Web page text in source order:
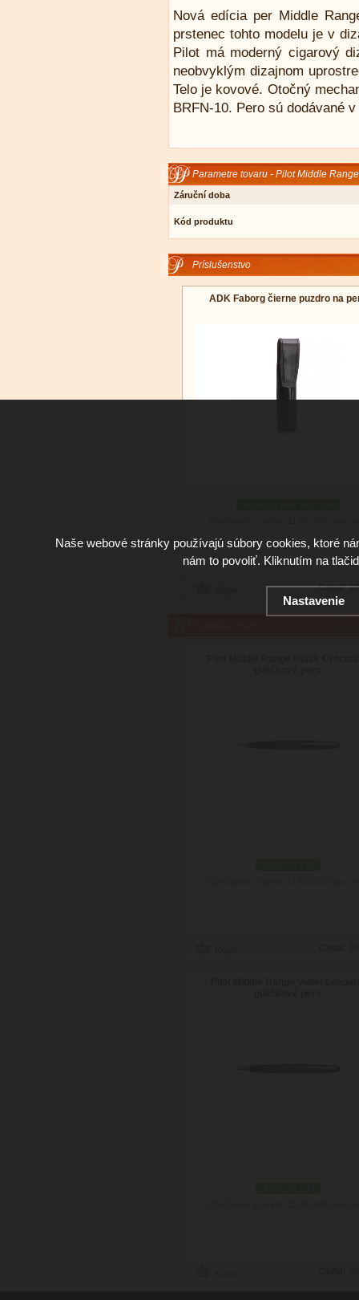
Nová edícia per Middle
prstenec tohto modelu je v
Pilot má moderný cigarový
neobvyklým dizajnom
Telo je kovové. Otočný
BRFN-10. Pero sú dodávané
Parametre tovaru - Pilot Middle
Záruční doba
Kód produktu
Príslušenstvo
ADK Faborg čierne puzdro na
Cena:
Naše webové stránky používajú súbory cookies, ktoré
nám to povoliť. Kliknutím na
Nastavenie